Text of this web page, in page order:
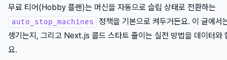
무료 티어(Hobby 플랜)는 머신을 자동으로 슬립 상태로 전환하는
auto_stop_machines
정책을 기본으로 켜두거든요. 이 글에서
생기는지, 그리고 Next.js 콜드 스타트 줄이는 실전 방법을 데이터와
요.